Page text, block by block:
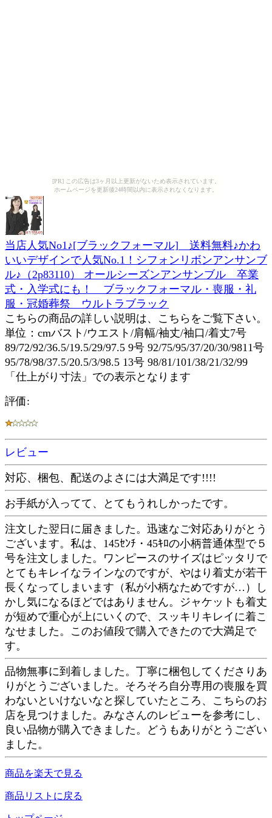
[PR] この広告は3ヶ月以上更新がないため表示されています。
ホームページを更新後24時間以内に表示されなくなります。
当店人気No1♪[ブラックフォーマル] 送料無料♪かわ
いいデザインで人気No.1！シフォンリボンアンサンブ
ル♪（2p83110） オールシーズンアンサンブル 卒業
式・入学式にも！ ブラックフォーマル・喪服・礼
服・冠婚葬祭 ウルトラブラック
こちらの商品の詳しい説明は、こちらをご覧下さい。
単位：cmバスト/ウエスト/肩幅/袖丈/袖口/着丈7号
89/72/92/36.5/19.5/29/97.5 9号 92/75/95/37/20/30/9811号
95/78/98/37.5/20.5/3/98.5 13号 98/81/101/38/21/32/99
「仕上がり寸法」での表示となります
評価:
レビュー
対応、梱包、配送のよさには大満足です!!!!
お手紙が入ってて、とてもうれしかったです。
注文した翌日に届きました。迅速なご対応ありがとう
ございます。私は、145ｾﾝﾁ・45ｷﾛの小柄普通体型で５
号を注文しました。ワンピースのサイズはピッタリで
とてもキレイなラインなのですが、やはり着丈が若干
長くなってしまいます（私が小柄なためですが…）し
かし気になるほどではありません。ジャケットも着丈
が短めで重心が上にいくので、スッキリキレイに着こ
なせました。このお値段で購入できたので大満足で
す。
品物無事に到着しました。丁寧に梱包してくださりあ
りがとうございました。そろそろ自分専用の喪服を買
わないといけないなと探していたところ、こちらのお
店を見つけました。みなさんのレビューを参考にし、
良い品物が購入できました。どうもありがとうござい
ました。
商品を楽天で見る
商品リストに戻る